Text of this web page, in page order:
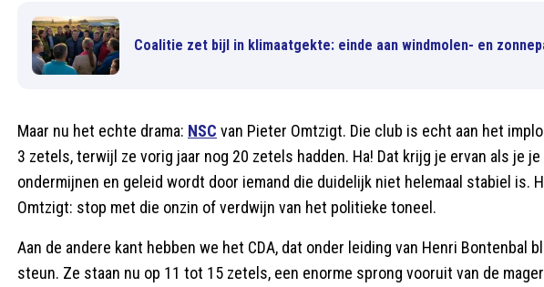
Coalitie zet bijl in klimaatgekte: einde aan windmolen- en
Maar nu het echte drama: NSC van Pieter Omtzigt. Die club is echt aan het
3 zetels, terwijl ze vorig jaar nog 20 zetels hadden. Ha! Dat krijg je ervan als je
ondermijnen en geleid wordt door iemand die duidelijk niet helemaal stabiel is.
Omtzigt: stop met die onzin of verdwijn van het politieke toneel.
Aan de andere kant hebben we het CDA, dat onder leiding van Henri Bontenbal
steun. Ze staan nu op 11 tot 15 zetels, een enorme sprong vooruit van de